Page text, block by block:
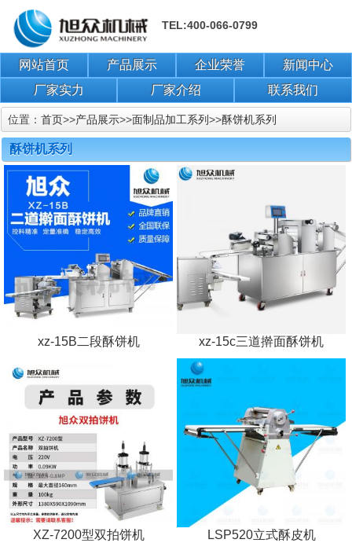
TEL:400-066-0799
网站首页 产品展示 企业荣誉
新闻中心
厂家实力
厂家介绍 联系我们
位置： 首页>>产品展示>>面制品加工系列>>酥饼机系列
酥饼机系列
xz-15B二段酥饼机 xz-15c三道擀面酥饼机
XZ-7200型双拍饼机 LSP520立式酥皮机